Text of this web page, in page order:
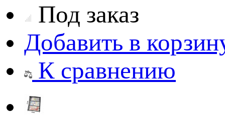
Под заказ
Добавить в
К сравнению